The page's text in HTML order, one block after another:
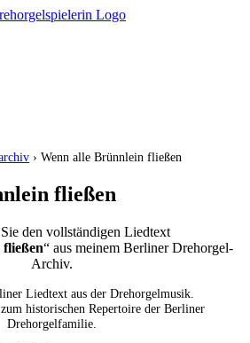
› Wenn alle Brünnlein fließen
fließen
den vollständigen Liedtext
“ aus meinem Berliner Drehorgel-
Archiv.
Liedtext aus der Drehorgelmusik.
historischen Repertoire der Berliner
Drehorgelfamilie.